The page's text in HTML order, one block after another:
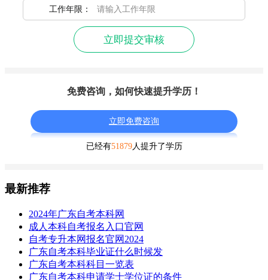
工作年限：
立即提交审核
免费咨询，如何快速提升学历！
立即免费咨询
已经有51879人提升了学历
最新推荐
2024年广东自考本科网
成人本科自考报名入口官网
自考专升本网报名官网2024
广东自考本科毕业证什么时候发
广东自考本科科目一览表
广东自考本科申请学士学位证的条件